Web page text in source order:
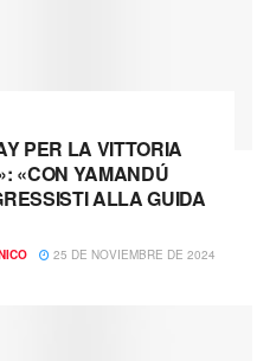
PER LA VITTORIA
«CON YAMANDÚ
ALLA GUIDA
25 DE NOVIEMBRE DE 2024